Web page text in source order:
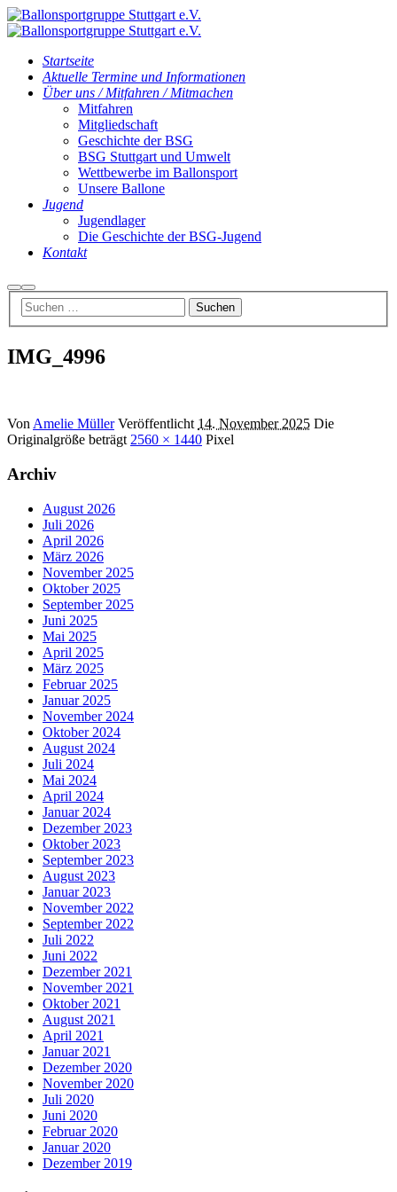
Startseite
Aktuelle Termine und Informationen
Über uns / Mitfahren / Mitmachen
Mitfahren
Mitgliedschaft
Geschichte der BSG
BSG Stuttgart und Umwelt
Wettbewerbe im Ballonsport
Unsere Ballone
Jugend
Jugendlager
Die Geschichte der BSG-Jugend
Kontakt
Suchen
Hauptmenü
IMG_4996
VonAmelie Müller Veröffentlicht 14. November 2025 Die
Originalgröße beträgt2560 × 1440 Pixel
Archiv
August 2026
Juli 2026
April 2026
März 2026
November 2025
Oktober 2025
September 2025
Juni 2025
Mai 2025
April 2025
März 2025
Februar 2025
Januar 2025
November 2024
Oktober 2024
August 2024
Juli 2024
Mai 2024
April 2024
Januar 2024
Dezember 2023
Oktober 2023
September 2023
August 2023
Januar 2023
November 2022
September 2022
Juli 2022
Juni 2022
Dezember 2021
November 2021
Oktober 2021
August 2021
April 2021
Januar 2021
Dezember 2020
November 2020
Juli 2020
Juni 2020
Februar 2020
Januar 2020
Dezember 2019